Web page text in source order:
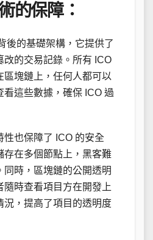
的保障：
後的基礎架構，它提供了
改的交易記錄。所有 ICO
區塊鏈上，任何人都可以
這些數據，確保 ICO 過
性也保障了 ICO 的安全
存在多個節點上，黑客難
同時，區塊鏈的公開透明
隨時查看項目方在開發上
況，提高了項目的透明度